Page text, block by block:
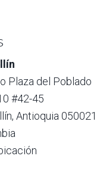
Plaza del Poblado
#42-45
Antioquia 050021